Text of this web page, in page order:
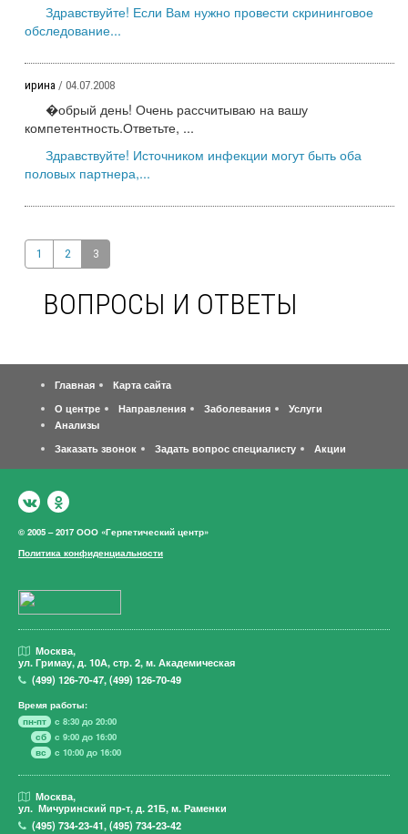
Здравствуйте! Если Вам нужно провести скрининговое
обследование...
ирина / 04.07.2008
�обрый день! Очень рассчитываю на вашу
компетентность.Ответьте, ...
Здравствуйте! Источником инфекции могут быть оба
половых партнера,...
1 2 3
ВОПРОСЫ И ОТВЕТЫ
Главная
Карта сайта
О центре
Направления Заболевания
Услуги
Анализы
Заказать звонок
Задать вопрос специалисту Акции
© 2005 – 2017 ООО «Герпетический центр»
Политика конфиденциальности
Москва,
ул. Гримау, д. 10А, стр. 2, м. Академическая
(499)126-70-47,(499)126-70-49
Время работы:
пн-пт
с 8:30 до 20:00
сб
с 9:00 до 16:00
вс
с 10:00 до 16:00
Москва,
ул. Мичуринский пр-т, д. 21Б, м. Раменки
(495)734-23-41,(495)734-23-42